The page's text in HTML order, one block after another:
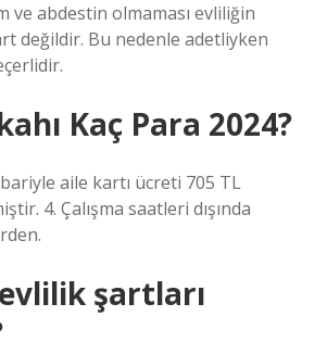
ve abdestin olmaması evliliğin
değildir. Bu nedenle adetliyken
Kaç Para 2024?
aile kartı ücreti 705 TL
4. Çalışma saatleri dışında
şartları